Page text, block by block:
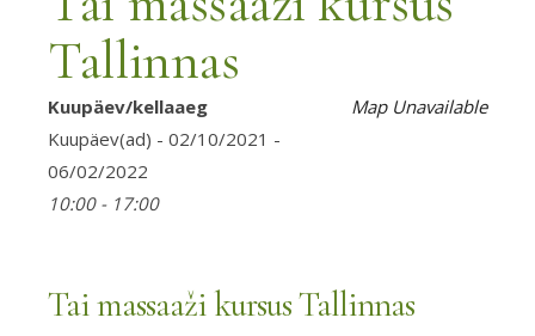
Tallinnas
Map Unavailable
Kuupäev/kellaaeg
Kuupäev(ad) - 02/10/2021 -
06/02/2022
10:00 - 17:00
Tai massaaži kursus Tallinnas